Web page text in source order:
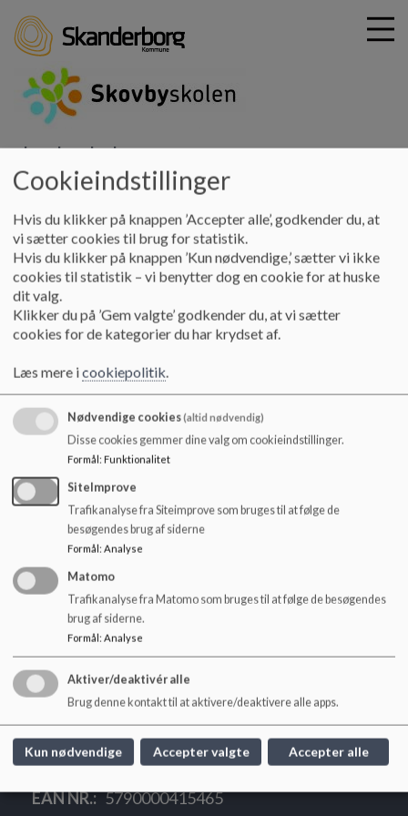
G
h
skovbyskolen
Praktisk info Indskrivning
Indskrivning
Indskrivning af kommende 0. klasseelev på distriktsskolen
sker via
Der er 10 års undervisningspligt i Danmark. Det betyder, at
klasse.
Dit barn begynder i skolen det år, barnet fylder 6 år.
Skolerne i din kommune hører til hvert deres skoledistrikt.
Din adresse bestemmer, hvilken skole du hører til.
Du kan selv bestemme, om dit barn skal gå på den lokale
skole.
Hvis du vil have dit barn på en skole i et andet distrikt, kan
det lade sig gøre hvis skolen har plads og efter reglerne om
frit skolevalg.
Skovbyskolen
Skråvejen 1-3, 8464 Galten
skovbyskolen@skanderborg.dk
EAN NR. 5790000415465
Cookieindstillinger
Hvis du klikker på knappen ’Accepter alle’, godkender du, at
vi sætter cookies til brug for statistik.
Hvis du klikker på knappen ’Kun nødvendige,’ sætter vi ikke
cookies til statistik – vi benytter dog en cookie for at huske
dit valg.
Klikker du på ’Gem valgte’ godkender du, at vi sætter
cookies for de kategorier du har krydset af.
Læs mere icookiepolitik.
Nødvendige cookies(altid nødvendig)
Disse cookies gemmer dine valg om cookieindstillinger.
Formål: Funktionalitet
SiteImprove
Trafikanalyse fra Siteimprove som bruges til at følge de
besøgendes brug af siderne
Formål: Analyse
Matomo
Trafikanalyse fra Matomo som bruges til at følge de besøgendes
brug af siderne.
Formål: Analyse
Aktiver/deaktivér alle
Brug denne kontakt til at aktivere/deaktivere alle apps.
Kun nødvendige Accepter valgte Accepter alle